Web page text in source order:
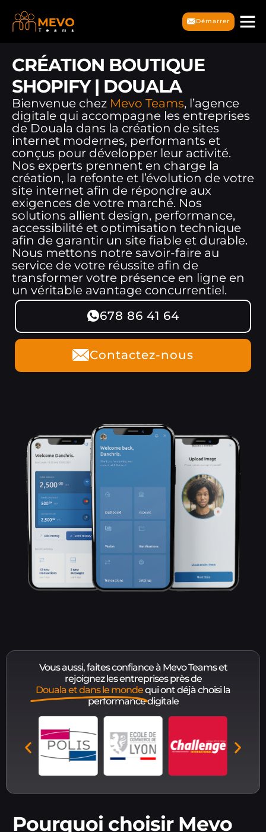
Démarrer
CRÉATION BOUTIQUE
SHOPIFY | DOUALA
Bienvenue chez Mevo Teams, l’agence
digitale qui accompagne les entreprises
de Douala dans la création de sites
internet modernes, performants et
conçus pour développer leur activité.
Nos experts prennent en charge la
création, la refonte et l’évolution de votre
site internet afin de répondre aux
exigences de votre marché. Nos
solutions allient design, performance,
accessibilité et optimisation technique
afin de garantir un site fiable et durable.
Nous mettons notre savoir-faire au
service de votre réussite afin de
transformer votre présence en ligne en
un véritable avantage concurrentiel.
678 86 41 64
Contactez-nous
Vous aussi, faites confiance à Mevo Teams et
rejoignez les entreprises près de
Douala et dans le mondequi ont déjà choisi la
performance digitale
Pourquoi choisir Mevo